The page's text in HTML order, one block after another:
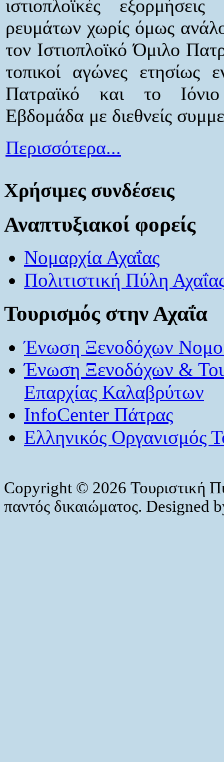
ιστιοπλοϊκές
ρευμάτων χωρίς όμως
τον Ιστιοπλοϊκό Όμιλο
τοπικοί αγώνες ετησίως
Πατραϊκό και το Ιόνιο
Εβδομάδα με διεθνείς
Περισσότερα...
Χρήσιμες συνδέσεις
Αναπτυξιακοί φορείς
Νομαρχία Αχαΐας
Πολιτιστική Πύλη
Τουρισμός στην Αχαΐα
Ένωση Ξενοδόχων
Ένωση Ξενοδόχων &
Επαρχίας Καλαβρύτων
InfoCenter Πάτρας
Ελληνικός Οργανισμός
Copyright © 2026 Τουριστική
παντός δικαιώματος. Designed